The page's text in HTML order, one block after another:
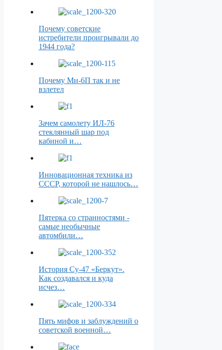
Почему советские
истребители проигрывали до
1944 года?
Почему Ми-6П так и не
взлетел
Зачем самолету ИЛ-76
стеклянный шар под
кабиной и…
Инновационная техника из
СССР, которой не нашлось…
Пятерка со странностями -
самые необычные
автомбили…
История Су-47 «Беркут».
Как создавался и куда
исчез…
Пять мифов и заблуждений о
советской военной…